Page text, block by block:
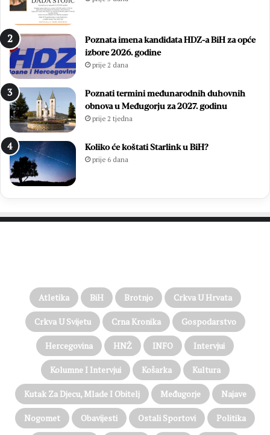
Poznata imena kandidata HDZ-a BiH za opće
izbore 2026. godine
prije 2 dana
Poznati termini međunarodnih duhovnih
obnova u Međugorju za 2027. godinu
prije 2 tjedna
Koliko će koštati Starlink u BiH?
prije 6 dana
Atletika BiH Brotnjo Crkva U Hrvata
Crkva U Svijetu Crna Kronika Gospodarstvo
Hercegovina HNŽ INFO Intervjui
Kolumne I Intervjui Košarka Kultura
Kutak Za Djecu, Mlade I Obitelj Međugorje Najave
Nogomet Obavijesti Ostali Sportovi Politika